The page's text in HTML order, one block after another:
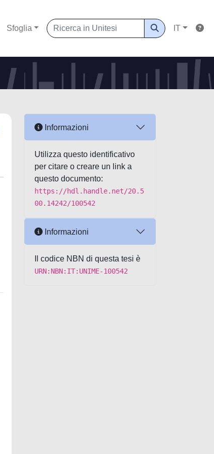
Sfoglia IT
Informazioni
Utilizza questo identificativo
per citare o creare un link a
questo documento:
https://hdl.handle.net/20.5
00.14242/100542
Informazioni
Il codice NBN di questa tesi è
URN:NBN:IT:UNIME-100542